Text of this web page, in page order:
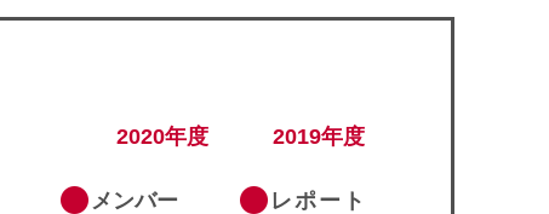
2020年度 2019年度
メンバー レポート